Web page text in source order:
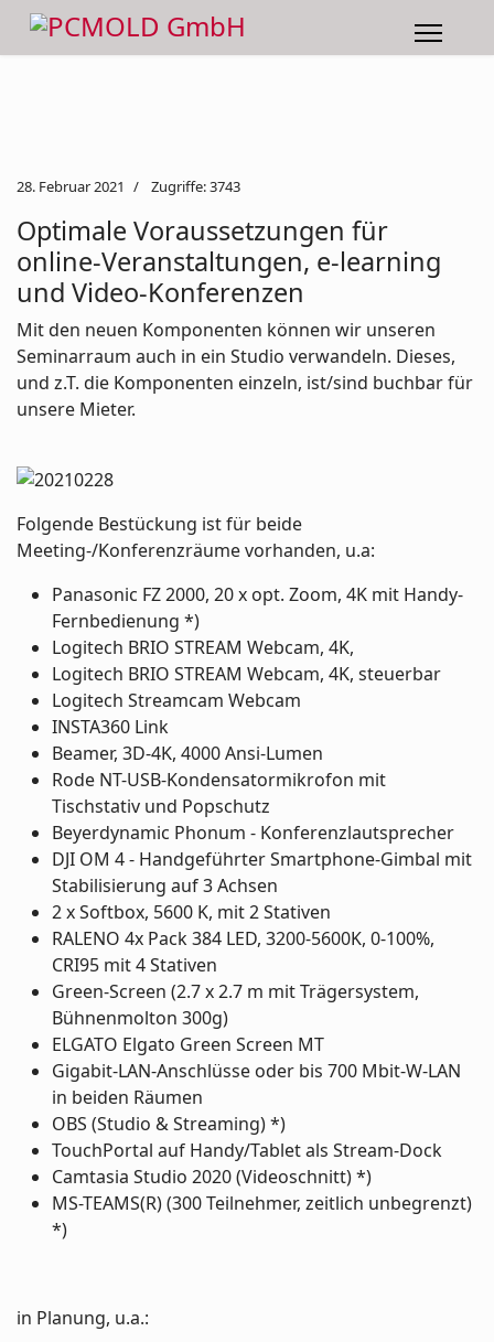
28. Februar 2021 Zugriffe: 3743
Optimale Voraussetzungen für
online-Veranstaltungen, e-learning
und Video-Konferenzen
Mit den neuen Komponenten können wir unseren
Seminarraum auch in ein Studio verwandeln. Dieses,
und z.T. die Komponenten einzeln, ist/sind buchbar für
unsere Mieter.
Folgende Bestückung ist für beide
Meeting-/Konferenzräume vorhanden, u.a:
Panasonic FZ 2000, 20 x opt. Zoom, 4K mit Handy-
Fernbedienung *)
Logitech BRIO STREAM Webcam, 4K,
Logitech BRIO STREAM Webcam, 4K, steuerbar
Logitech Streamcam Webcam
INSTA360 Link
Beamer, 3D-4K, 4000 Ansi-Lumen
Rode NT-USB-Kondensatormikrofon mit
Tischstativ und Popschutz
Beyerdynamic Phonum - Konferenzlautsprecher
DJI OM 4 - Handgeführter Smartphone-Gimbal mit
Stabilisierung auf 3 Achsen
2 x Softbox, 5600 K, mit 2 Stativen
RALENO 4x Pack 384 LED, 3200-5600K, 0-100%,
CRI95 mit 4 Stativen
Green-Screen (2.7 x 2.7 m mit Trägersystem,
Bühnenmolton 300g)
ELGATO Elgato Green Screen MT
Gigabit-LAN-Anschlüsse oder bis 700 Mbit-W-LAN
in beiden Räumen
OBS (Studio & Streaming) *)
TouchPortal auf Handy/Tablet als Stream-Dock
Camtasia Studio 2020 (Videoschnitt) *)
MS-TEAMS(R) (300 Teilnehmer, zeitlich unbegrenzt)
*)
in Planung, u.a.: